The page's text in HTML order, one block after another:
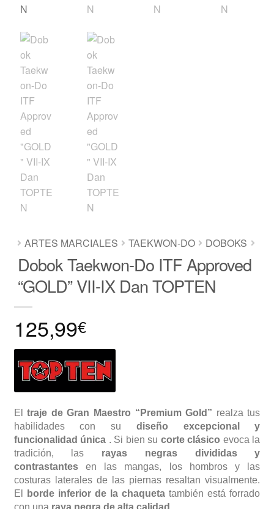
ARTES MARCIALES TAEKWON-DO DOBOKS
Dobok Taekwon-Do ITF Approved
“GOLD” VII-IX Dan TOPTEN
125,99€
Eltraje de Gran Maestro “Premium Gold” realza tus
habilidades con su diseño excepcional y
funcionalidad única . Si bien su corte clásico evoca la
tradición, las rayas negras divididas y
contrastantesen las mangas, los hombros y las
costuras laterales de las piernas resaltan visualmente.
El
borde inferior de la chaqueta también está forrado
con una raya negra de alta calidad .